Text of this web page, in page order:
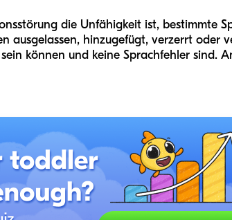
die Unfähigkeit ist, bestimmte
ausgelassen, hinzugefügt, verzerrt oder
können und keine Sprachfehler sind.